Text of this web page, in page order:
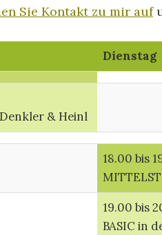
Sie Kontakt zu mir auf
Dienstag
& Heinl
18.00 bis
19.00 bis
BASIC in